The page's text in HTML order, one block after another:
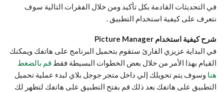
في التحديثات القادمة بكل تأكيد ومن خلال الفقرات التالية سوف
نتعرف على كيفية استخدام التطبيق .
شرح كيفية استخدام Picture Manager
في البداية عزيزي القارئ ستقوم بتحميل البرنامج على هاتفك ويمكنك
القيام بهذا الأمر من خلال بعض الخطوات البسيطة فقط قم بالضغط
هنا وسوف يتم تحويلك إلي داخل متجر جوجل بلاي لبدء عملية تحميل
التطبيق على هاتفك بعد ذلك قم بفتح التطبيق على هاتفك لتظهر لك